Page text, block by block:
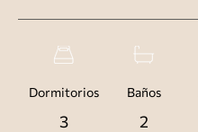
Dormitorios Baños
3 2